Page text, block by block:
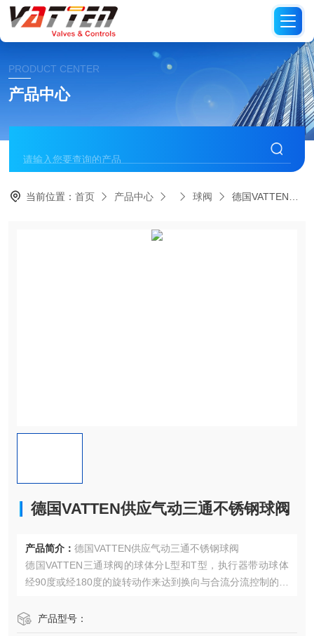
PRODUCT CENTER
产品中心
当前位置：首页 产品中心 球阀 德国VATTEN供应气动三通不锈钢球阀
德国VATTEN供应气动三通不锈钢球阀
产品简介： 德国VATTEN供应气动三通不锈钢球阀
德国VATTEN三通球阀的球体分L型和T型，执行器带动球体
经90度或经180度的旋转动作来达到换向与合流分流控制的目
生故障的机率。法兰连接的管路能保持良好密封性能，便于
产品型号：